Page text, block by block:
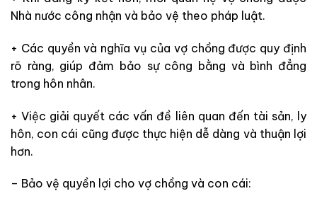
Nhà nước công nhận và bảo vệ theo pháp luật.
+ Các quyền và nghĩa vụ của vợ chồng được quy định
rõ ràng, giúp đảm bảo sự công bằng và bình đẳng
trong hôn nhân.
+ Việc giải quyết các vấn đề liên quan đến tài sản, ly
hôn, con cái cũng được thực hiện dễ dàng và thuận lợi
hơn.
– Bảo vệ quyền lợi cho vợ chồng và con cái: